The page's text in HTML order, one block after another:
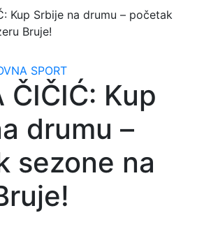
Kup Srbije na drumu – početak
Bruje!
SPORT
ČIČIĆ: Kup
drumu –
sezone na